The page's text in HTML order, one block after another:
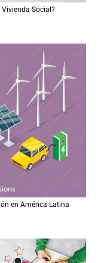
Social?
en América Latina